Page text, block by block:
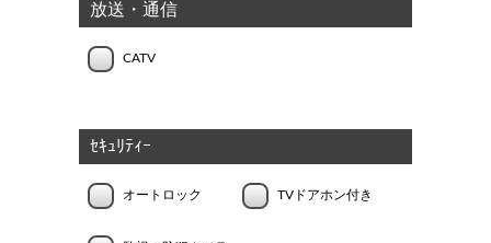
放送・通信
CATV
ｾｷｭﾘﾃｨｰ
オートロック TVドアホン付き